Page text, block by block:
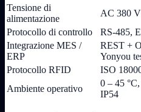
Tensione di
alimentazione
AC 380
Protocollo di controllo
RS-485,
Integrazione MES /
ERP
REST +
Yonyou
Protocollo RFID
ISO
Ambiente operativo
0 – 45
IP54